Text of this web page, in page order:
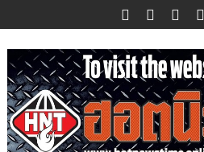
to
content